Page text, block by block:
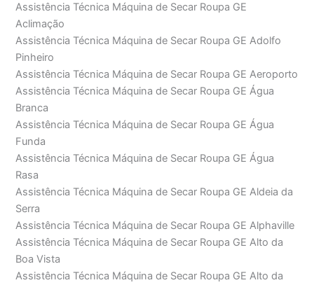
Assistência Técnica Máquina de Secar Roupa GE
Aclimação
Assistência Técnica Máquina de Secar Roupa GE Adolfo
Pinheiro
Assistência Técnica Máquina de Secar Roupa GE Aeroporto
Assistência Técnica Máquina de Secar Roupa GE Água
Branca
Assistência Técnica Máquina de Secar Roupa GE Água
Funda
Assistência Técnica Máquina de Secar Roupa GE Água
Rasa
Assistência Técnica Máquina de Secar Roupa GE Aldeia da
Serra
Assistência Técnica Máquina de Secar Roupa GE Alphaville
Assistência Técnica Máquina de Secar Roupa GE Alto da
Boa Vista
Assistência Técnica Máquina de Secar Roupa GE Alto da